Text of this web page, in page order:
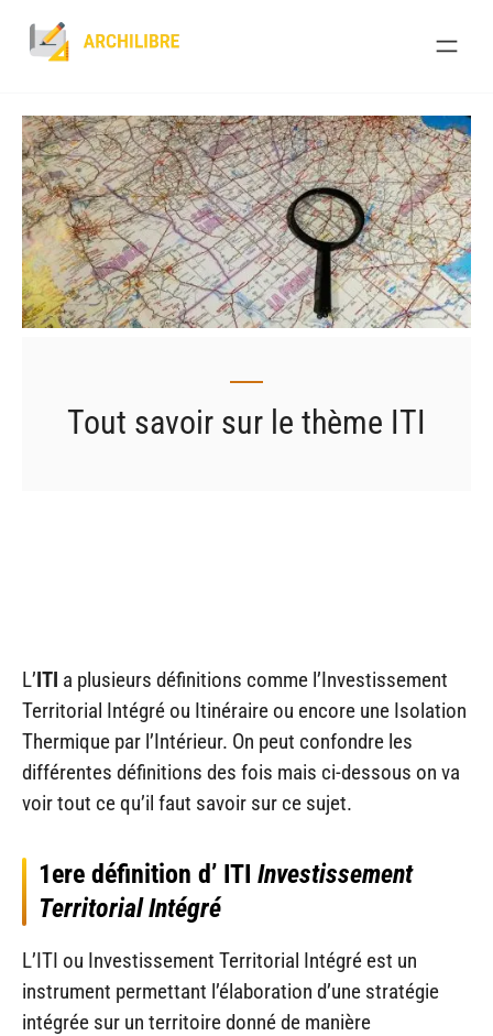
Tout savoir sur le thème ITI
L’ITI a plusieurs définitions comme l’Investissement
Territorial Intégré ou Itinéraire ou encore une Isolation
Thermique par l’Intérieur. On peut confondre les
différentes définitions des fois mais ci-dessous on va
voir tout ce qu’il faut savoir sur ce sujet.
1ere définition d’ ITI Investissement
Territorial Intégré
L’ITI ou Investissement Territorial Intégré est un
instrument permettant l’élaboration d’une stratégie
intégrée sur un territoire donné de manière